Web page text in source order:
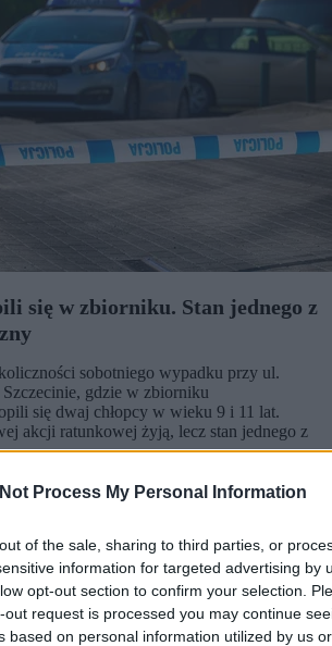
Process My Personal Information
of the sale, sharing to third parties, or
information for targeted advertising by
opt-out section to confirm your selection.
request is processed you may continue
based on personal information utilized by us or
się w zbiorniku. Stan jednego z
sobotniego wypadku przy ul.
gdzie w zbiorniku
się dwaj chłopcy w wieku 9 i 11 lat.
akcji ratunkowej żyją, lecz stan jednego z